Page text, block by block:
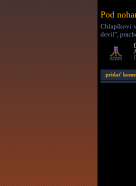
Pod
Chlapíkovi
devil",
pridať